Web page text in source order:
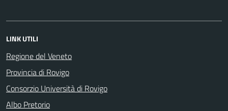
LINK UTILI
Regione del Veneto
Provincia di Rovigo
Consorzio Università di Rovigo
Albo Pretorio